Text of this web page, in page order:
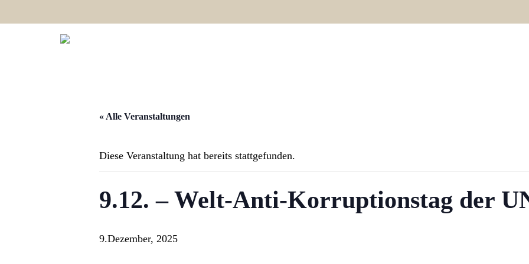
« Alle Veranstaltungen
Diese Veranstaltung hat bereits stattgefunden.
9.12. – Welt-Anti-Korruptionstag der
9.Dezember, 2025